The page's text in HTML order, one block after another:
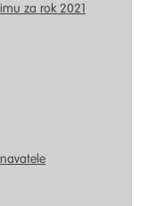
za rok 2021